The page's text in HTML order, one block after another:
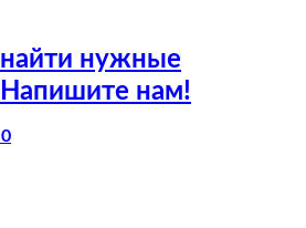
нужные
Напишите нам!
0